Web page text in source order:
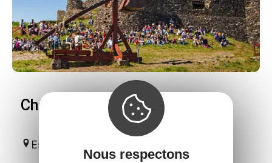
Château de Calmont d'Olt
Espalion
Nous respectons